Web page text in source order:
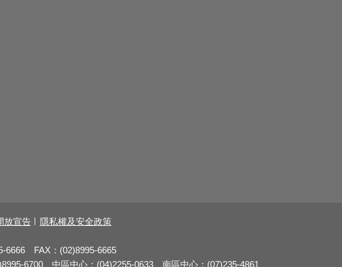
放宣告 隱私權及安全政策
6666 FAX：(02)8995-6665
6700 中區中心：(04)2255-0633 南區中心：(07)235-4861